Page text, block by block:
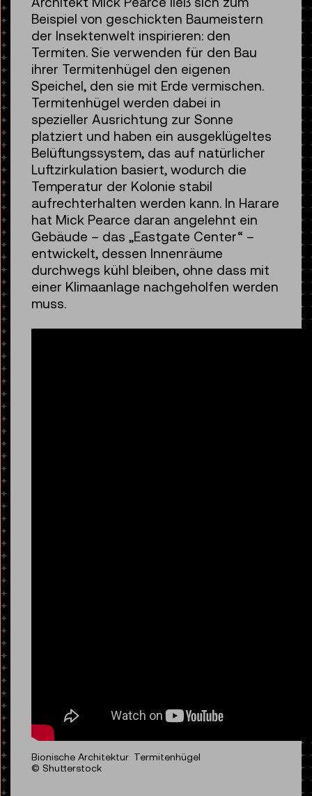
Beispiel von geschickten Baumeistern
der Insektenwelt inspirieren: den
Termiten. Sie verwenden für den Bau
ihrer Termitenhügel den eigenen
Speichel, den sie mit Erde vermischen.
Termitenhügel werden dabei in
spezieller Ausrichtung zur Sonne
platziert und haben ein ausgeklügeltes
Belüftungssystem, das auf natürlicher
Luftzirkulation basiert, wodurch die
Temperatur der Kolonie stabil
aufrechterhalten werden kann. In Harare
hat Mick Pearce daran angelehnt ein
Gebäude – das „Eastgate Center“ –
entwickelt, dessen Innenräume
durchwegs kühl bleiben, ohne dass mit
einer Klimaanlage nachgeholfen werden
muss.
Bionische Architektur: Termitenhügel
© Shutterstock